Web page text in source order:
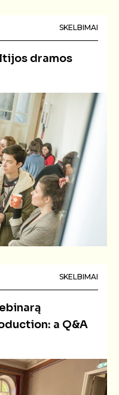
SKELBIMAI
dramos
SKELBIMAI
a Q&A